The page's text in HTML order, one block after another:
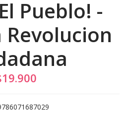
Pueblo! -
Revolucion